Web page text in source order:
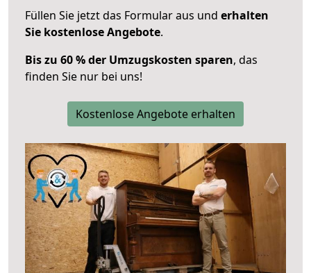
Füllen Sie jetzt das Formular aus und erhalten
Sie kostenlose Angebote.
Bis zu 60 % der Umzugskosten sparen, das
finden Sie nur bei uns!
Kostenlose Angebote erhalten